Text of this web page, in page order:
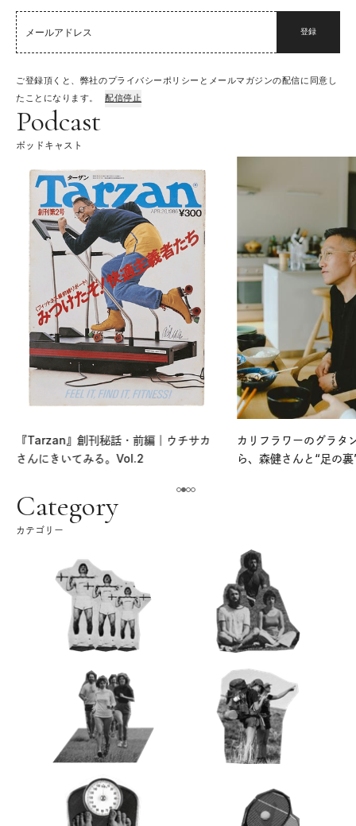
登録
ご登録頂くと、弊社のプライバシーポリシーとメールマガジンの配信に同意し
たことになります。
配信停止
Podcast
ポッドキャスト
『Tarzan』創刊秘話・前編｜ウチサカ
さんにきいてみる。Vol.2
カリフラワーのグラタ
ら、森健さんと“足の
Category
カテゴリー